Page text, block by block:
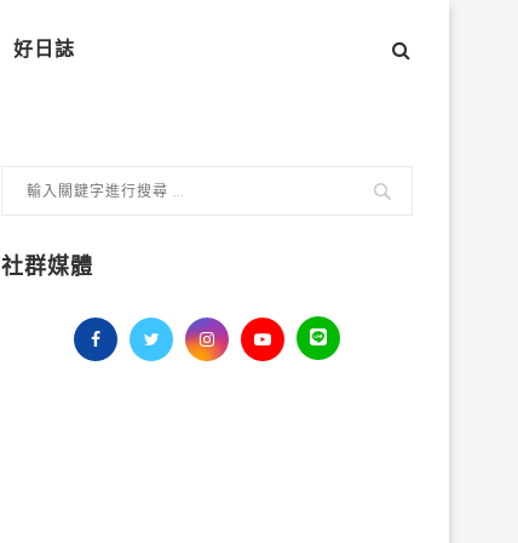
好日誌
社群媒體